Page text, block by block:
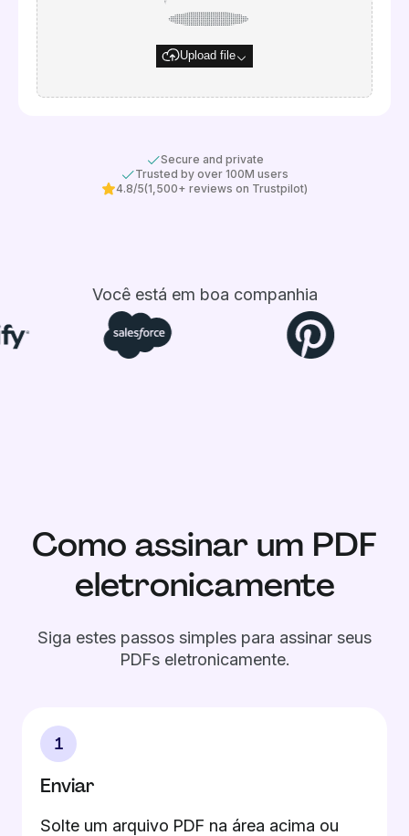
Upload file
Secure and private
Trusted by over 100M users
4.8/5(1,500+ reviews on Trustpilot)
Você está em boa companhia
Como assinar um PDF
eletronicamente
Siga estes passos simples para assinar seus
PDFs eletronicamente.
1
Enviar
Solte um arquivo PDF na área acima ou